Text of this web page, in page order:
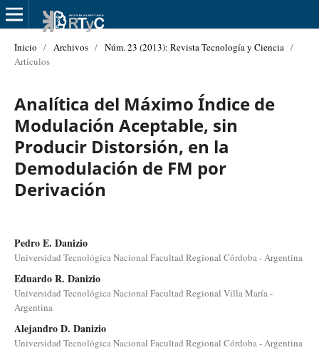
Inicio / Archivos / Núm. 23 (2013): Revista Tecnología y Ciencia /
Artículos
Analítica del Máximo Índice de
Modulación Aceptable, sin
Producir Distorsión, en la
Demodulación de FM por
Derivación
Pedro E. Danizio
Universidad Tecnológica Nacional Facultad Regional Córdoba - Argentina
Eduardo R. Danizio
Universidad Tecnológica Nacional Facultad Regional Villa María -
Argentina
Alejandro D. Danizio
Universidad Tecnológica Nacional Facultad Regional Córdoba - Argentina